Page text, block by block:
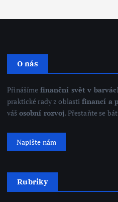
O nás
Přinášíme finanční svět v
praktické rady z oblasti financí a
váš osobní rozvoj. Přestaňte se
Napište nám
Rubriky